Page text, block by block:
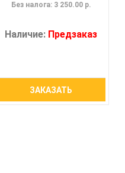
Без налога: 3 250.00 р.
Наличие: Предзаказ
ЗАКАЗАТЬ